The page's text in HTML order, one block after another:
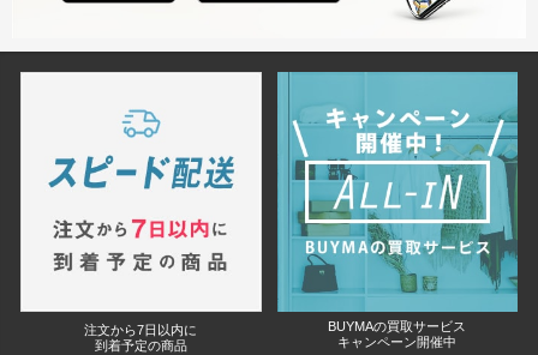
注文から7日以内に
到着予定の商品
BUYMAの買取サービス
キャンペーン開催中